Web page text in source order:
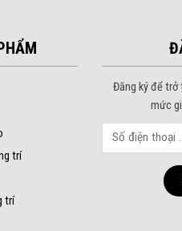
trí
trí
Đăng ký để trở
mức